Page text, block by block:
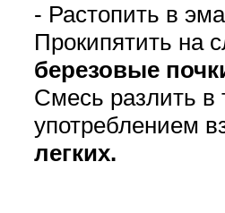
- Растопить в
Прокипятить на
березовые
Смесь разлить в
употреблением
легких.